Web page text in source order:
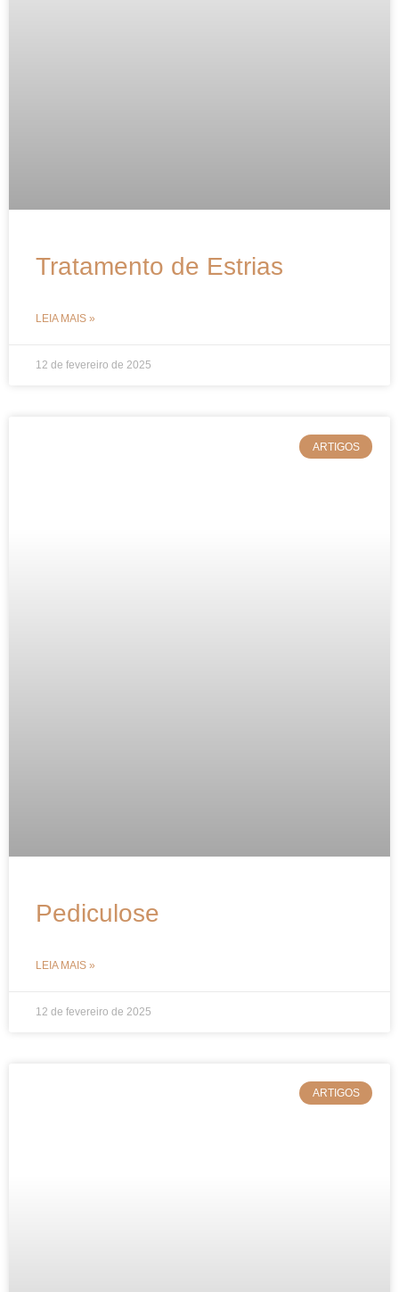
Tratamento de Estrias
LEIA MAIS »
12 de fevereiro de 2025
ARTIGOS
Pediculose
LEIA MAIS »
12 de fevereiro de 2025
ARTIGOS